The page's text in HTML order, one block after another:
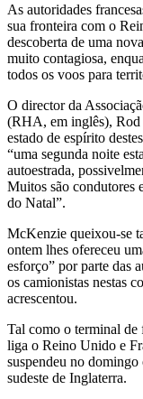
As autoridades
sua fronteira com o
descoberta de uma
muito contagiosa,
todos os voos para
O director da
(RHA, em inglês), Rod
estado de espírito
“uma segunda noite
autoestrada,
Muitos são condutores
do Natal”.
McKenzie queixou-se
ontem lhes ofereceu
esforço” por parte das
os camionistas nestas
acrescentou.
Tal como o terminal
liga o Reino Unido e
suspendeu no domingo
sudeste de Inglaterra.